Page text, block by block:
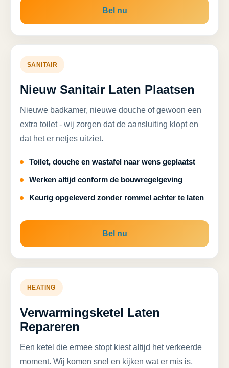
Bel nu
SANITAIR
Nieuw Sanitair Laten Plaatsen
Nieuwe badkamer, nieuwe douche of gewoon een
extra toilet - wij zorgen dat de aansluiting klopt en
dat het er netjes uitziet.
Toilet, douche en wastafel naar wens geplaatst
Werken altijd conform de bouwregelgeving
Keurig opgeleverd zonder rommel achter te laten
Bel nu
HEATING
Verwarmingsketel Laten
Repareren
Een ketel die ermee stopt kiest altijd het verkeerde
moment. Wij komen snel en kijken wat er mis is,